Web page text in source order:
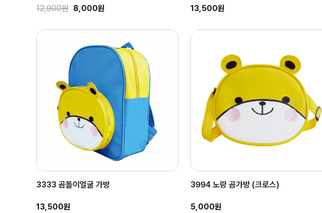
12,900원 8,000원 13,500원
3333 곰돌이얼굴 가방
13,500원
3994 노랑 곰가방 (크로스)
5,000원